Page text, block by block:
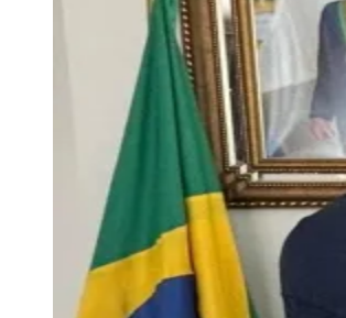
Anuncie no Portal
Guia de Empresas
Divulgar Vagas
Novo
Publicidade Legal
Negócios Regionais
Segurança Regional
Hospitais Estaduais
Parques & Represas
Cidades da Região
Santana de Parnaíba OsascoCarapicuíba
do Bom Jesus
Araçariguama Cajamar Caieiras